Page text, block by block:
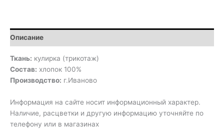
Описание
Ткань: кулирка (трикотаж)
Состав: хлопок 100%
Производство: г.Иваново
Информация на сайте носит информационный характер.
Наличие, расцветки и другую информацию уточняйте по
телефону или в магазинах